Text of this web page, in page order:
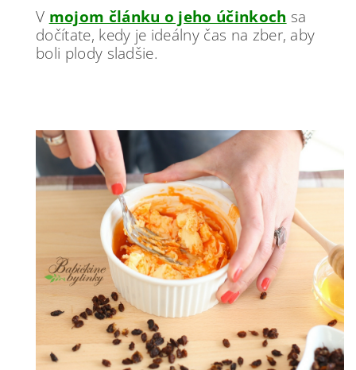
V mojom článku o jeho účinkoch sa
dočítate, kedy je ideálny čas na zber, aby
boli plody sladšie.